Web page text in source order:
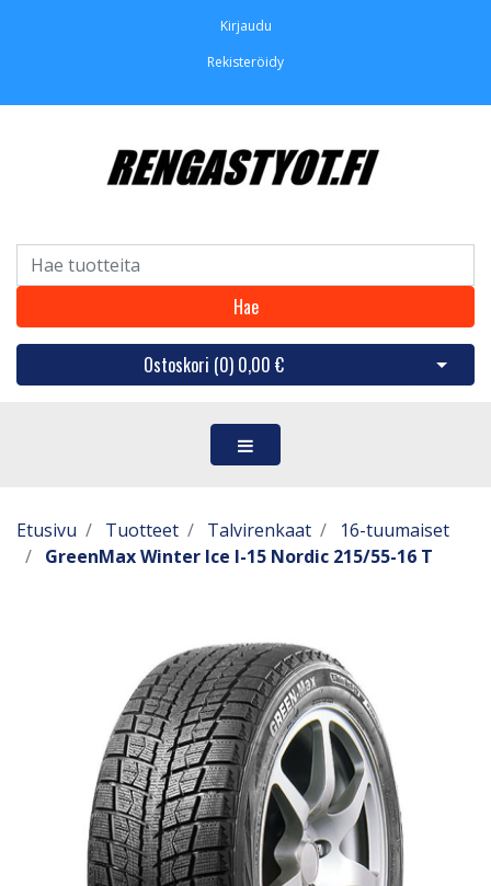
Kirjaudu
Rekisteröidy
Hae
Ostoskori (0) 0,00 € Avaa
Etusivu Tuotteet Talvirenkaat
16-tuumaiset
GreenMax Winter Ice I-15 Nordic 215/55-16 T